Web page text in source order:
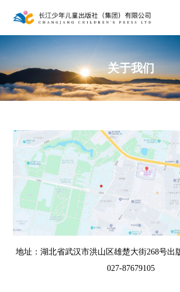
关于我们
地址：湖北省武汉市洪山区雄楚大街268号
027-87679105